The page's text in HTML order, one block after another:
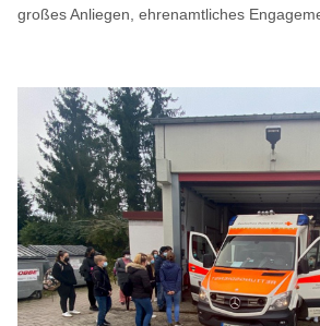
großes Anliegen, ehrenamtliches